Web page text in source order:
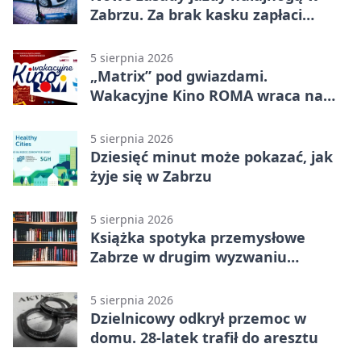
Zabrzu. Za brak kasku zapłaci
5 sierpnia 2026
„Matrix” pod gwiazdami.
Wakacyjne Kino ROMA wraca na
5 sierpnia 2026
Dziesięć minut może pokazać, jak
żyje się w Zabrzu
5 sierpnia 2026
Książka spotyka przemysłowe
Zabrze w drugim wyzwaniu
5 sierpnia 2026
Dzielnicowy odkrył przemoc w
domu. 28-latek trafił do aresztu